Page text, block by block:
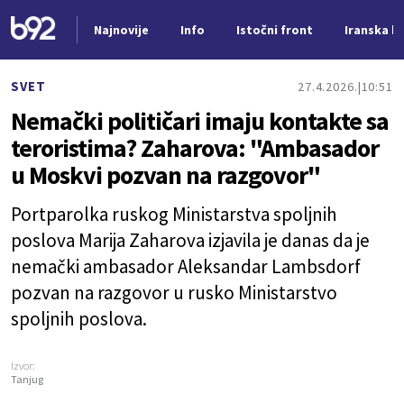
Najnovije Info Istočni front Iranska
SVET 27.4.2026. 10:51
Nemački političari imaju kontakte sa
teroristima? Zaharova: "Ambasador
u Moskvi pozvan na razgovor"
Portparolka ruskog Ministarstva spoljnih
poslova Marija Zaharova izjavila je danas da je
nemački ambasador Aleksandar Lambsdorf
pozvan na razgovor u rusko Ministarstvo
spoljnih poslova.
Izvor:
Tanjug